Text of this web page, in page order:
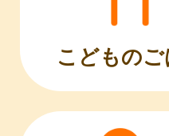
こどもの